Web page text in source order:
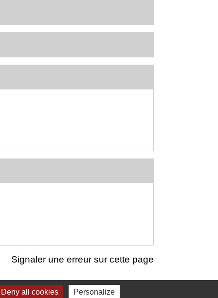
Signaler une erreur sur cette page
Deny all cookies Personalize